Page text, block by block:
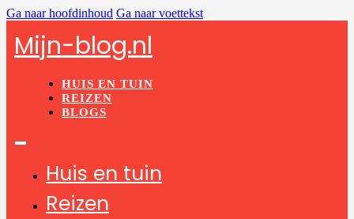
Ga naar hoofdinhoud Ga naar voettekst
Mijn-blog.nl
HUIS EN TUIN
REIZEN
BLOGS
Huis en tuin
Reizen